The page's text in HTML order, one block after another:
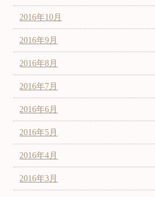
2016年10月
2016年9月
2016年8月
2016年7月
2016年6月
2016年5月
2016年4月
2016年3月